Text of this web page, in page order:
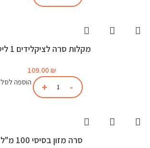
מקלות סרה לציקלידים 1 ליטר
109.00 ₪
הוספה לסל
סרה מזון בסיסי 100 מ"ל